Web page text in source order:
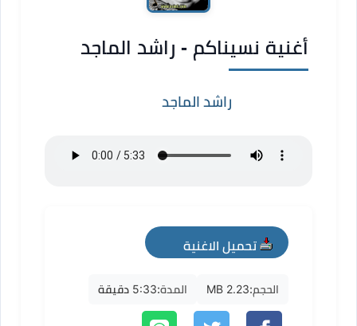
أغنية نسيناكم - راشد الماجد
راشد الماجد
تحميل الاغنية
mp3
الحجم:2.23 MB المدة:5:33 دقيقة